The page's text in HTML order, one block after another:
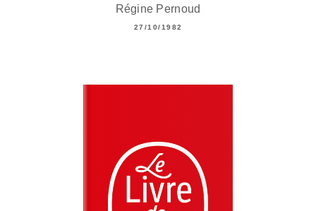
Régine Pernoud
27/10/1982